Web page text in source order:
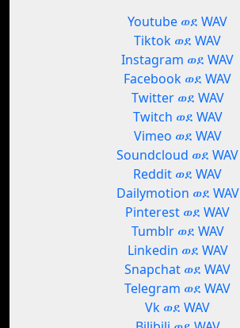
Youtube ወደ WAV
Tiktok ወደ WAV
Instagram ወደ WAV
Facebook ወደ WAV
Twitter ወደ WAV
Twitch ወደ WAV
Vimeo ወደ WAV
Soundcloud ወደ WAV
Reddit ወደ WAV
Dailymotion ወደ WAV
Pinterest ወደ WAV
Tumblr ወደ WAV
Linkedin ወደ WAV
Snapchat ወደ WAV
Telegram ወደ WAV
Vk ወደ WAV